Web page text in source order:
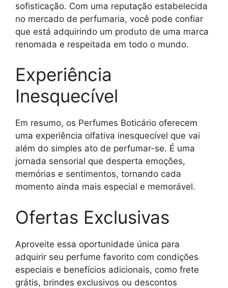
sofisticação. Com uma reputação estabelecida
no mercado de perfumaria, você pode confiar
que está adquirindo um produto de uma marca
renomada e respeitada em todo o mundo.
Experiência
Inesquecível
Em resumo, os Perfumes Boticário oferecem
uma experiência olfativa inesquecível que vai
além do simples ato de perfumar-se. É uma
jornada sensorial que desperta emoções,
memórias e sentimentos, tornando cada
momento ainda mais especial e memorável.
Ofertas Exclusivas
Aproveite essa oportunidade única para
adquirir seu perfume favorito com condições
especiais e benefícios adicionais, como frete
grátis, brindes exclusivos ou descontos